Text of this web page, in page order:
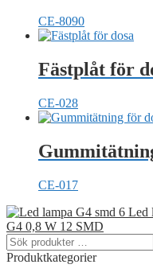
CE-8090
Fästplåt för
CE-028
CE-017
Led
G4 0,8 W 12 SMD
Sök
efter:
Produktkategorier